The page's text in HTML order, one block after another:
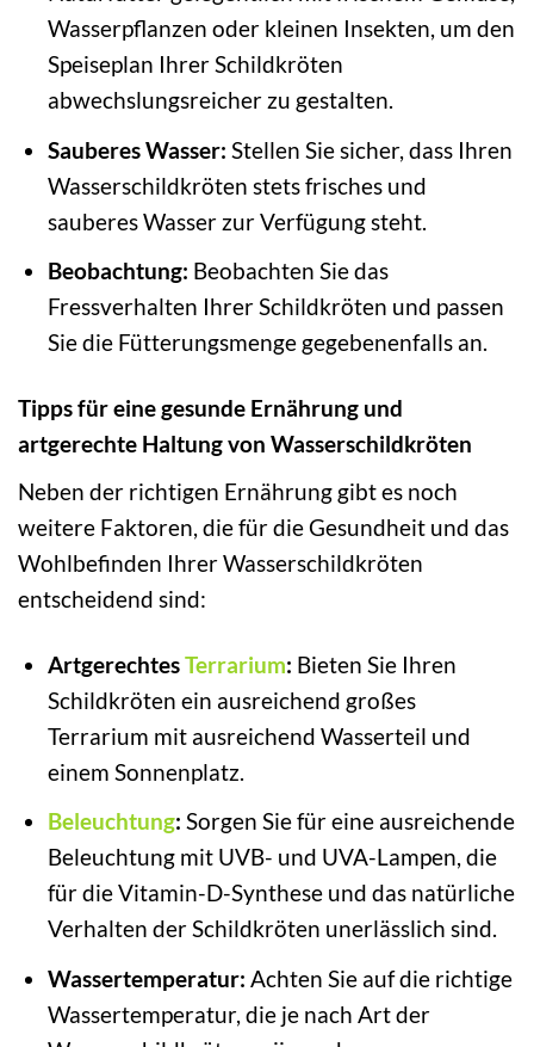
Wasserpflanzen oder kleinen Insekten, um den
Speiseplan Ihrer Schildkröten
abwechslungsreicher zu gestalten.
Sauberes Wasser: Stellen Sie sicher, dass Ihren
Wasserschildkröten stets frisches und
sauberes Wasser zur Verfügung steht.
Beobachtung: Beobachten Sie das
Fressverhalten Ihrer Schildkröten und passen
Sie die Fütterungsmenge gegebenenfalls an.
Tipps für eine gesunde Ernährung und
artgerechte Haltung von Wasserschildkröten
Neben der richtigen Ernährung gibt es noch
weitere Faktoren, die für die Gesundheit und das
Wohlbefinden Ihrer Wasserschildkröten
entscheidend sind:
ArtgerechtesTerrarium: Bieten Sie Ihren
Schildkröten ein ausreichend großes
Terrarium mit ausreichend Wasserteil und
einem Sonnenplatz.
Beleuchtung: Sorgen Sie für eine ausreichende
Beleuchtung mit UVB- und UVA-Lampen, die
für die Vitamin-D-Synthese und das natürliche
Verhalten der Schildkröten unerlässlich sind.
Wassertemperatur: Achten Sie auf die richtige
Wassertemperatur, die je nach Art der